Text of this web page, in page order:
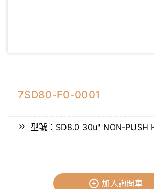
7SD80-F0-0001
型號：SD8.0 30u" NON-PUSH
加入詢問車